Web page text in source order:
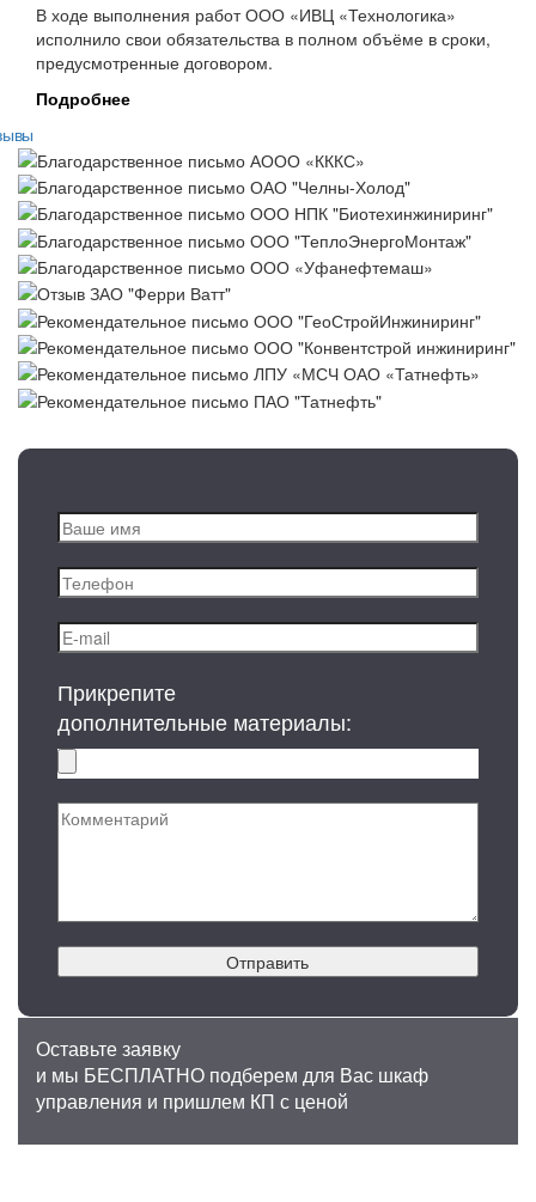
В ходе выполнения работ ООО «ИВЦ «Технологика»
исполнило свои обязательства в полном объёме в сроки,
предусмотренные договором.
Подробнее
Прикрепите
дополнительные материалы:
Отправить
Оставьте заявку
и мы БЕСПЛАТНО подберем для Вас шкаф
управления и пришлем КП с ценой